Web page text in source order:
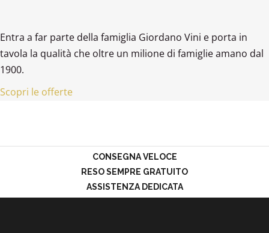
Entra a far parte della famiglia Giordano Vini e porta in
tavola la qualità che oltre un milione di famiglie amano dal
1900.
Scopri le offerte
CONSEGNA VELOCE
RESO SEMPRE GRATUITO
ASSISTENZA DEDICATA